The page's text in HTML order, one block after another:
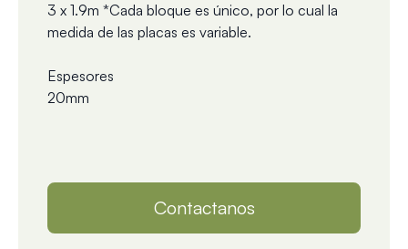
3 x 1.9m *Cada bloque es único, por lo cual la
medida de las placas es variable.
Espesores
20mm
Contactanos